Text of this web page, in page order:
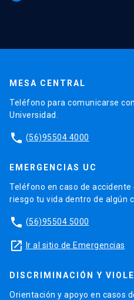
MESA CENTRAL
Teléfono para comunicarse
Universidad.
phone (56)95504 4000
EMERGENCIAS UC
Teléfono en caso de
riesgo tu vida dentro de algún
phone (56)95504 5000
launch Ir al sitio de Emergencias
DISCRIMINACIÓN Y
Orientación y apoyo en casos